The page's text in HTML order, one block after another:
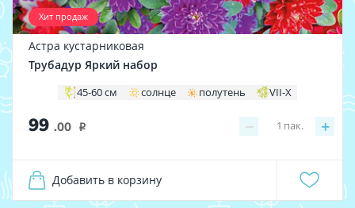
Хит продаж
Астра кустарниковая
Трубадур Яркий набор
45-60 см солнце полутень VII-X
99 .00 i − +
1 пак.
Добавить в корзину